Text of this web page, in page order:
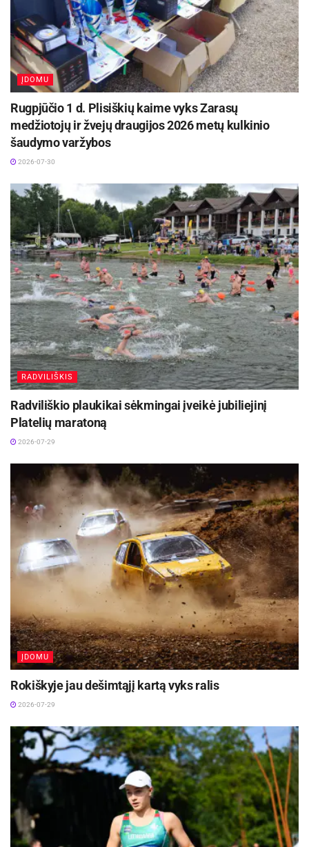
ĮDOMU
Rugpjūčio 1 d. Plisiškių kaime vyks Zarasų
medžiotojų ir žvejų draugijos 2026 metų kulkinio
šaudymo varžybos
2026-07-30
RADVILIŠKIS
Radviliškio plaukikai sėkmingai įveikė jubiliejinį
Platelių maratoną
2026-07-29
ĮDOMU
Rokiškyje jau dešimtąjį kartą vyks ralis
2026-07-29